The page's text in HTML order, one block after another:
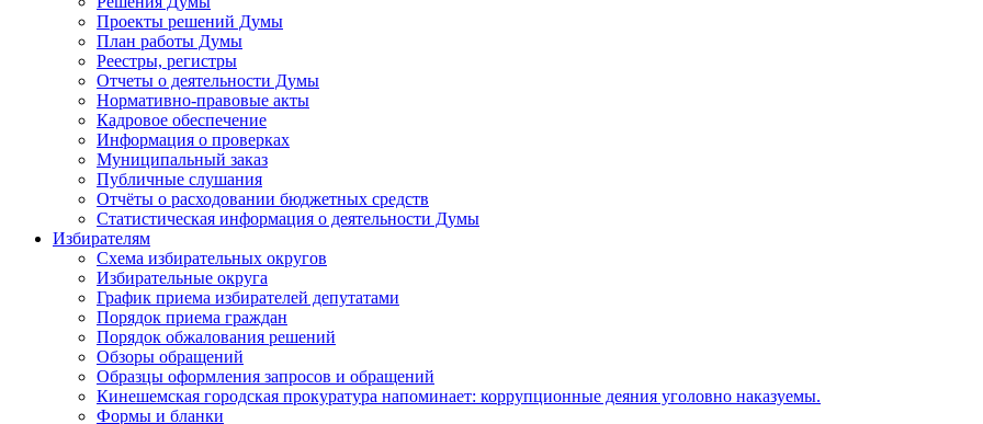
Проекты решений Думы
План работы Думы
Реестры, регистры
Отчеты о деятельности Думы
Нормативно-правовые акты
Кадровое обеспечение
Информация о проверках
Муниципальный заказ
Публичные слушания
Отчёты о расходовании бюджетных средств
Статистическая информация о деятельности Думы
Избирателям
Схема избирательных округов
Избирательные округа
График приема избирателей депутатами
Порядок приема граждан
Порядок обжалования решений
Обзоры обращений
Образцы оформления запросов и обращений
Кинешемская городская прокуратура напоминает: коррупционные деяния уголовно наказуемы.
Формы и бланки